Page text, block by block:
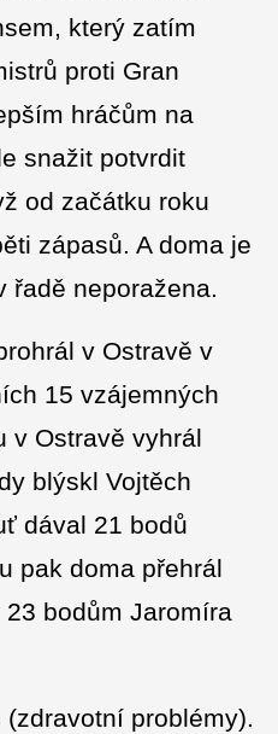
který zatím
proti Gran
hráčům na
snažit potvrdit
od začátku roku
zápasů. A doma je
řadě neporažena.
v Ostravě v
15 vzájemných
v Ostravě vyhrál
blýskl Vojtěch
dával 21 bodů
pak doma přehrál
bodům Jaromíra
problémy).